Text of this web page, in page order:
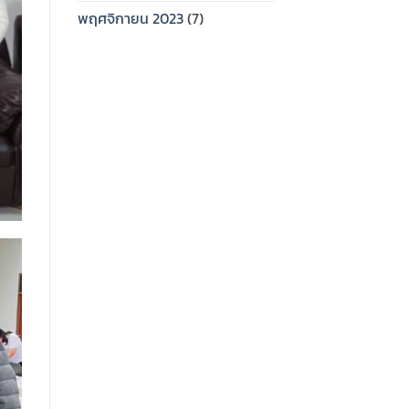
พฤศจิกายน 2023(7)